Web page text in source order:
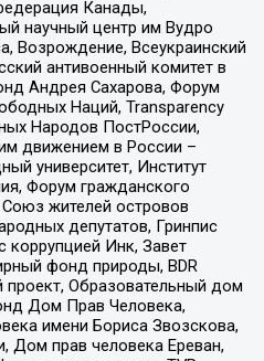
Канады,
научный центр им Вудро
Возрождение, Всеукраинский
антивоенный комитет в
Андрея Сахарова, Форум
Наций, Transparеncy
Народов ПостРоссии,
движением в России –
университет, Институт
Форум гражданского
жителей островов
депутатов, Гринпис
Инк, Завет
фонд природы, BDR
проект, Образовательный дом
Дом Прав Человека,
имени Бориса Звозскова,
Дом прав человека Ереван,